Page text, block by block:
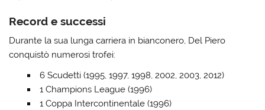
Record e successi
Durante la sua lunga carriera in bianconero, Del Piero
conquistò numerosi trofei:
6 Scudetti (1995, 1997, 1998, 2002, 2003, 2012)
1 Champions League (1996)
1 Coppa Intercontinentale (1996)